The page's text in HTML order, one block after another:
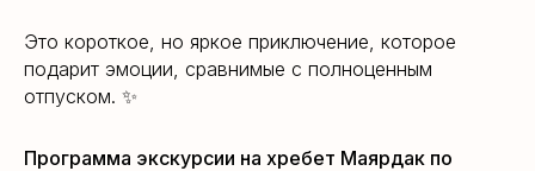
Это короткое, но яркое приключение, которое
подарит эмоции, сравнимые с полноценным
отпуском. ✨
Программа экскурсии на хребет Маярдак по